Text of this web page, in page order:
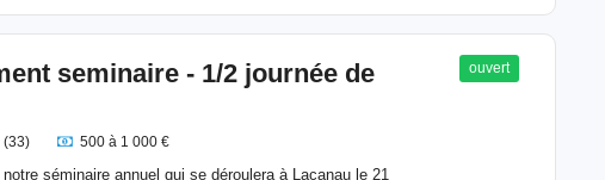
seminaire - 1/2 journée de
(33) 500 à 1 000 €
séminaire annuel qui se déroulera à Lacanau le 21
ouvert